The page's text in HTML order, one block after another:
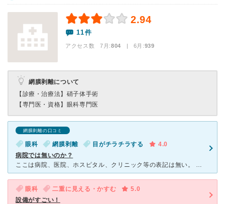
2.94
11件
アクセス数 7月:804 | 6月:939
網膜剥離について
【診療・治療法】 硝子体手術
【専門医・資格】 眼科専門医
網膜剥離の口コミ
眼科 網膜剥離 目がチラチラする
4.0
病院では無いのか？
ここは病院、医院、ホスピタル、クリニック等の表記は無い。 普通のクリニックだと思ってきたが、レベル的には病院と言う感じだ。スタッフも検査機器も充実しており、北区の大塚眼科病院ほどでは無いが、普通のク
眼科 二重に見える・かすむ
5.0
設備がすごい！